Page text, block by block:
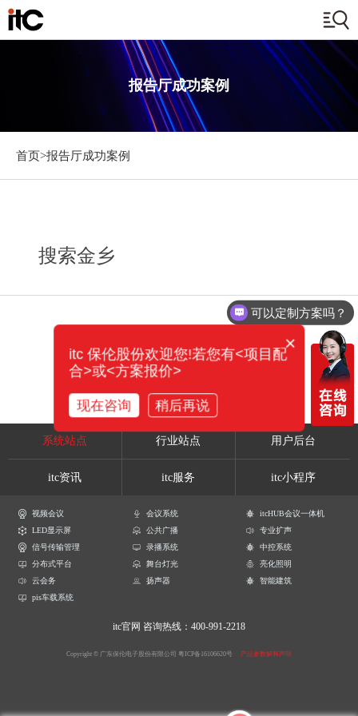
报告厅成功案例
首页>报告厅成功案例
搜索金乡
系统站点 行业站点 用户后台
itc资讯 itc服务 itc小程序
视频会议 会议系统
itcHUB会议一体机
LED显示屏
公共广播
专业扩声
信号传输管理
录播系统
中控系统
分布式平台
舞台灯光
亮化照明
云会务
扬声器
智能建筑
pis车载系统
itc官网 咨询热线：400-991-2218
Copyright © 广东保伦电子股份有限公司 粤ICP备16106620号 产品参数解释声明
可以定制方案吗？
×
itc 保伦股份欢迎您!若您有<项目配
合>或<方案报价>
现在咨询 稍后再说